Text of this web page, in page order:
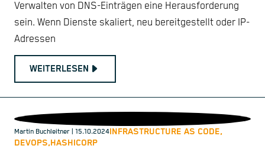
Verwalten von DNS-Einträgen eine Herausforderung
sein. Wenn Dienste skaliert, neu bereitgestellt oder IP-
Adressen
WEITERLESEN
Martin Buchleitner | 15.10.2024INFRASTRUCTURE AS CODE,
DEVOPS,HASHICORP